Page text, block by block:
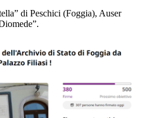
di Peschici (Foggia), Auser